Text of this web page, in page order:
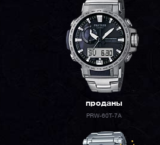
проданы
PRW-60T-7A